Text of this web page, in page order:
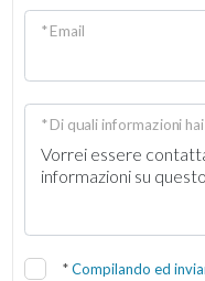
* Email
* Di quali informazioni
*Compilando ed